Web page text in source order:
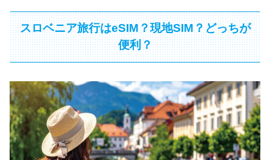
スロベニア旅行はeSIM？現地SIM？どっちが
便利？